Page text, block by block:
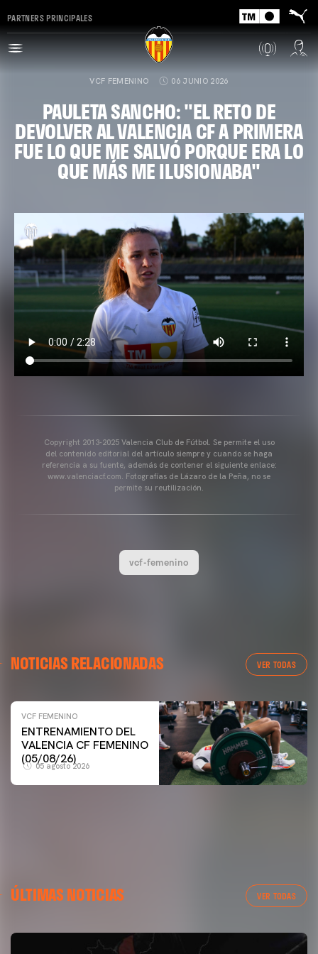
PARTNERS PRINCIPALES
VCF FEMENINO 06 JUNIO 2026
PAULETA SANCHO: "EL RETO DE
DEVOLVER AL VALENCIA CF A PRIMERA
FUE LO QUE ME SALVÓ PORQUE ERA LO
QUE MÁS ME ILUSIONABA"
Copyright 2013-2025 Valencia Club de Fútbol. Se permite el uso
del contenido editorial del artículo siempre y cuando se haga
referencia a su fuente, además de contener el siguiente enlace:
www.valenciacf.com. Fotografías de Lázaro de la Peña, no se
permite su reutilización.
vcf-femenino
NOTICIAS RELACIONADAS VER TODAS
VCF FEMENINO
ENTRENAMIENTO DEL
VALENCIA CF FEMENINO
(05/08/26)
05 agosto 2026
VCF FEMENINO
ENTRENAMIENTO DEL VALENCIA CF FEMENINO
(04/08/26)
ÚLTIMAS NOTICIAS VER TODAS